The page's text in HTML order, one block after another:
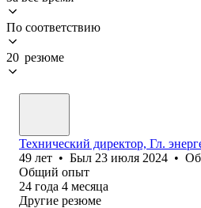
По соответствию
20 резюме
Технический директор, Гл.
49 лет • Был 23 июля 2024 •
Общий опыт
24 года 4 месяца
Другие резюме